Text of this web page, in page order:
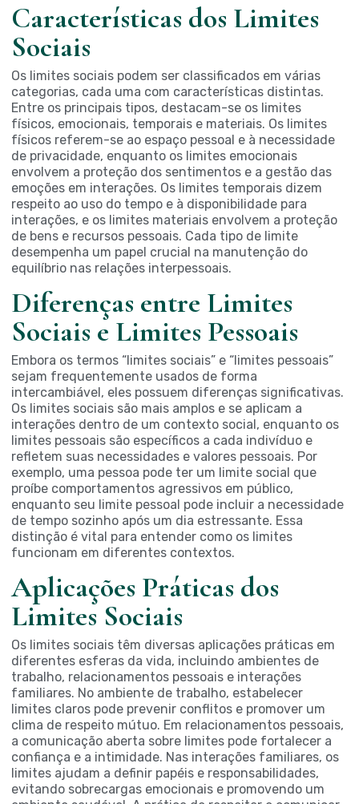
Características dos Limites
Sociais
Os limites sociais podem ser classificados em várias
categorias, cada uma com características distintas.
Entre os principais tipos, destacam-se os limites
físicos, emocionais, temporais e materiais. Os limites
físicos referem-se ao espaço pessoal e à necessidade
de privacidade, enquanto os limites emocionais
envolvem a proteção dos sentimentos e a gestão das
emoções em interações. Os limites temporais dizem
respeito ao uso do tempo e à disponibilidade para
interações, e os limites materiais envolvem a proteção
de bens e recursos pessoais. Cada tipo de limite
desempenha um papel crucial na manutenção do
equilíbrio nas relações interpessoais.
Diferenças entre Limites
Sociais e Limites Pessoais
Embora os termos “limites sociais” e “limites pessoais”
sejam frequentemente usados de forma
intercambiável, eles possuem diferenças significativas.
Os limites sociais são mais amplos e se aplicam a
interações dentro de um contexto social, enquanto os
limites pessoais são específicos a cada indivíduo e
refletem suas necessidades e valores pessoais. Por
exemplo, uma pessoa pode ter um limite social que
proíbe comportamentos agressivos em público,
enquanto seu limite pessoal pode incluir a necessidade
de tempo sozinho após um dia estressante. Essa
distinção é vital para entender como os limites
funcionam em diferentes contextos.
Aplicações Práticas dos
Limites Sociais
Os limites sociais têm diversas aplicações práticas em
diferentes esferas da vida, incluindo ambientes de
trabalho, relacionamentos pessoais e interações
familiares. No ambiente de trabalho, estabelecer
limites claros pode prevenir conflitos e promover um
clima de respeito mútuo. Em relacionamentos pessoais,
a comunicação aberta sobre limites pode fortalecer a
confiança e a intimidade. Nas interações familiares, os
limites ajudam a definir papéis e responsabilidades,
evitando sobrecargas emocionais e promovendo um